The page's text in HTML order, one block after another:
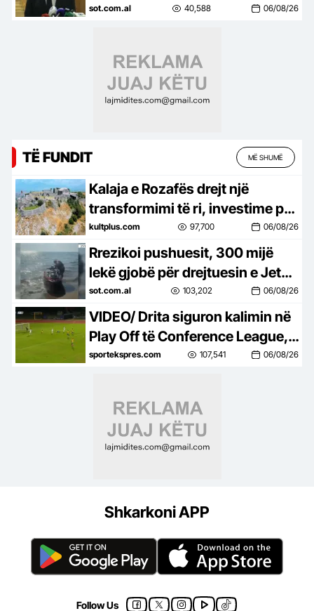
duhet marrëveshje për
sot.com.al 40,588 06/08/26
TË FUNDIT MË SHUMË
Kalaja e Rozafës drejt një
transformimi të ri, investime për
trashëgiminë dhe turizmin
kultplus.com 97,700 06/08/26
Rrezikoi pushuesit, 300 mijë
lekë gjobë për drejtuesin e Jet
Ski në Zvërnec
sot.com.al 103,202 06/08/26
VIDEO/ Drita siguron kalimin në
Play Off të Conference League, e
mbyll me një ndeshje takimin
sportekspres.com 107,541 06/08/26
Shkarkoni APP
Follow Us